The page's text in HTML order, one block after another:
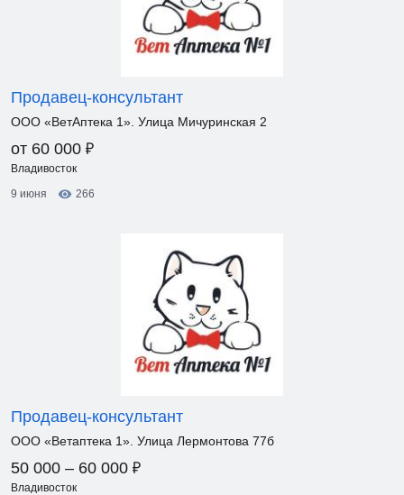
Продавец-консультант
ООО «ВетАптека 1». Улица Мичуринская 2
от 60 000 ₽
Владивосток
9 июня
266
Продавец-консультант
ООО «Ветаптека 1». Улица Лермонтова 77б
50 000 – 60 000 ₽
Владивосток